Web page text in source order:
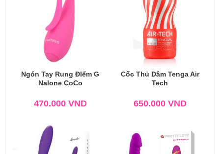
Ngón Tay Rung ĐIểm G
Nalone CoCo
470.000 VND
Cốc Thủ Dâm Tenga Air
Tech
650.000 VND